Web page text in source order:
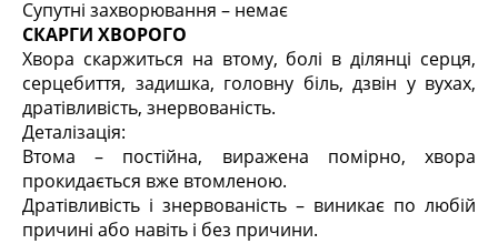
Супутні захворювання – немає
СКАРГИ ХВОРОГО
Хвора скаржиться на втому, болі в ділянці серця,
серцебиття, задишка, головну біль, дзвін у вухах,
дратівливість, знервованість.
Деталізація:
Втома – постійна, виражена помірно, хвора
прокидається вже втомленою.
Дратівливість і знервованість – виникає по любій
причині або навіть і без причини.